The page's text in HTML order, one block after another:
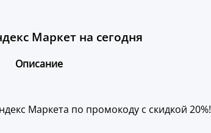
Маркет на сегодня
Описание
Маркета по промокоду с скидкой 20%!